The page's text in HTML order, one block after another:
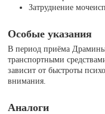
Затруднение
Особые указания
В период приёма Драмины
транспортными
зависит от быстроты
внимания.
Аналоги